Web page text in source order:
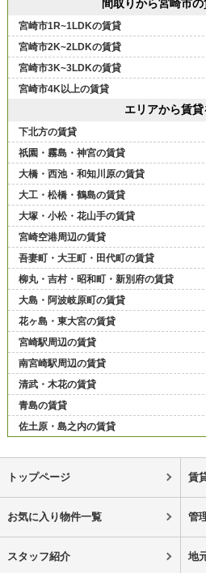
間取りから宮崎市
宮崎市1R~1LDKの賃貸
宮崎市2K~2LDKの賃貸
宮崎市3K~3LDKの賃貸
宮崎市4K以上の賃貸
エリアから賃
下北方の賃貸
祇園・霧島・神宮の賃貸
大橋・西池・和知川原の賃貸
大工・松橋・鶴島の賃貸
大塚・小松・花山手の賃貸
宮崎空港周辺の賃貸
吾妻町・大王町・田代町の賃貸
柳丸・吉村・昭和町・新別府の賃貸
大島・阿波岐原町の賃貸
花ヶ島・東大宮の賃貸
宮崎駅周辺の賃貸
南宮崎駅周辺の賃貸
清武・木花の賃貸
青島の賃貸
佐土原・島之内の賃貸
トップページ 賃
お気に入り物件一覧 管
スタッフ紹介 地